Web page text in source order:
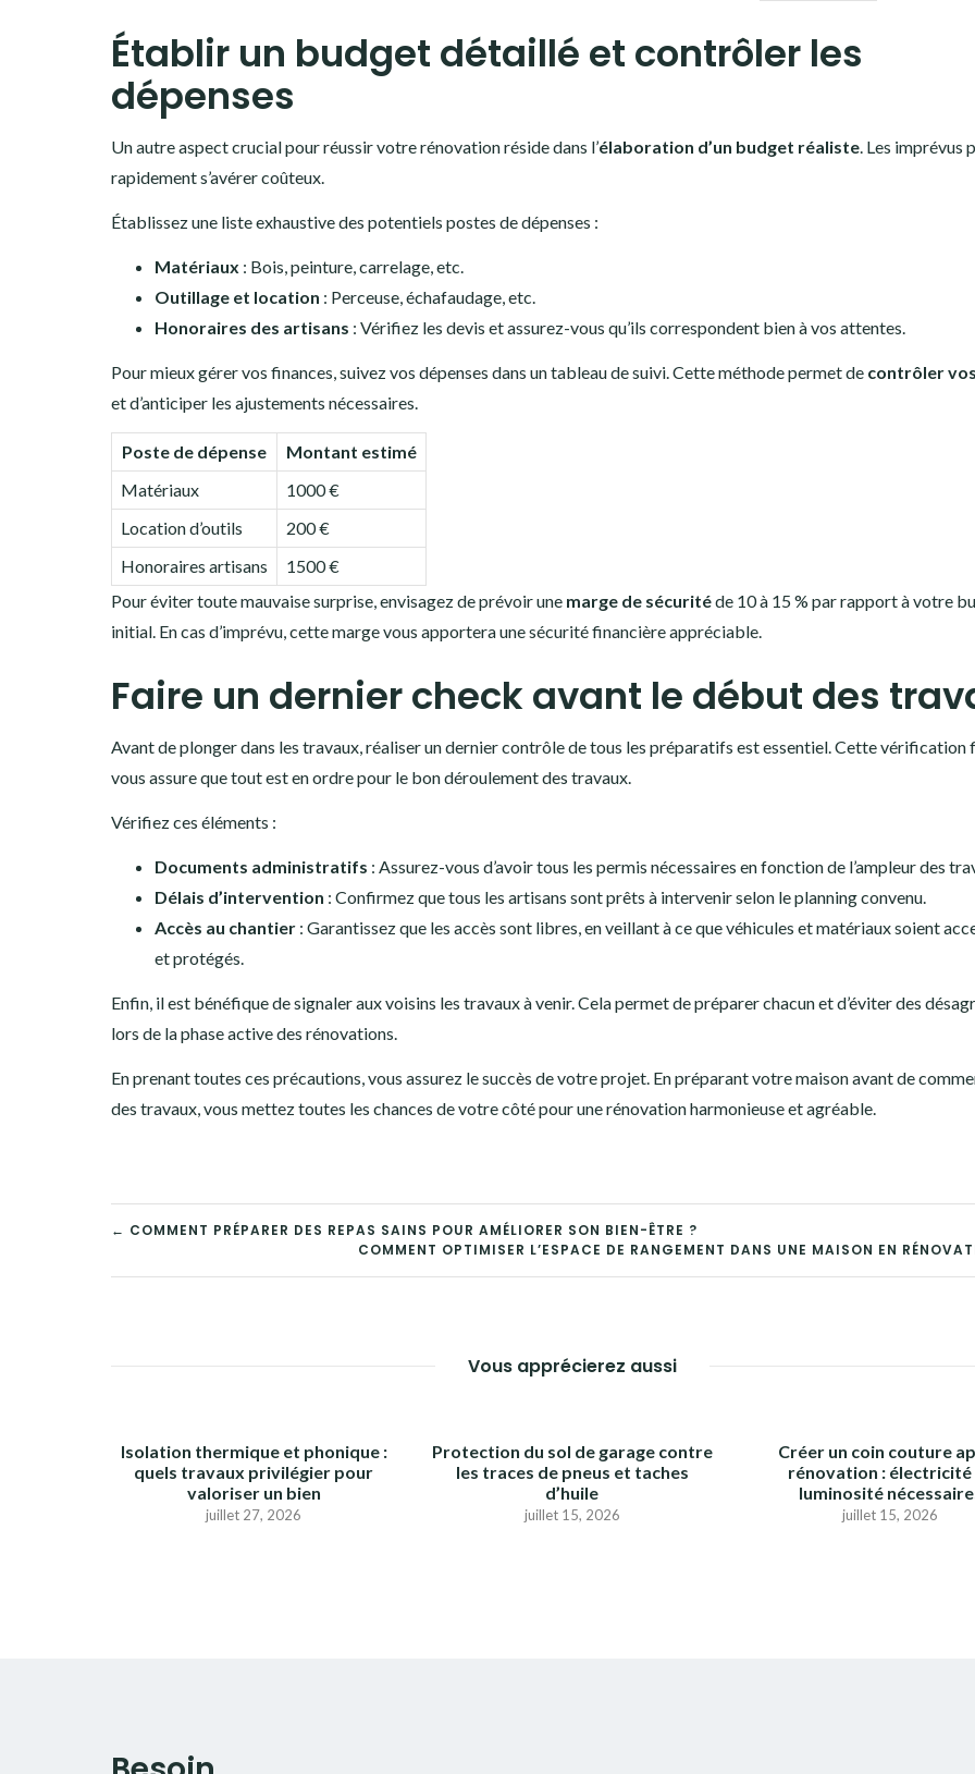
Établir un budget détaillé et contrôler les
dépenses
Un autre aspect crucial pour réussir votre rénovation réside dans l’élaboration d’un budget réaliste. Les imprévus
rapidement s’avérer coûteux.
Établissez une liste exhaustive des potentiels postes de dépenses :
Matériaux : Bois, peinture, carrelage, etc.
Outillage et location : Perceuse, échafaudage, etc.
Honoraires des artisans : Vérifiez les devis et assurez-vous qu’ils correspondent bien à vos attentes.
Pour mieux gérer vos finances, suivez vos dépenses dans un tableau de suivi. Cette méthode permet de contrôler
et d’anticiper les ajustements nécessaires.
Poste de dépense
Montant estimé
Matériaux
1000 €
Location d’outils
200 €
Honoraires artisans
1500 €
Pour éviter toute mauvaise surprise, envisagez de prévoir une marge de sécuritéde 10 à 15 % par rapport à votre
initial. En cas d’imprévu, cette marge vous apportera une sécurité financière appréciable.
Faire un dernier check avant le début des
Avant de plonger dans les travaux, réaliser un dernier contrôle de tous les préparatifs est essentiel. Cette vérification
vous assure que tout est en ordre pour le bon déroulement des travaux.
Vérifiez ces éléments :
Documents administratifs : Assurez-vous d’avoir tous les permis nécessaires en fonction de l’ampleur des
Délais d’intervention : Confirmez que tous les artisans sont prêts à intervenir selon le planning convenu.
Accès au chantier : Garantissez que les accès sont libres, en veillant à ce que véhicules et matériaux soient
et protégés.
Enfin, il est bénéfique de signaler aux voisins les travaux à venir. Cela permet de préparer chacun et d’éviter des
lors de la phase active des rénovations.
En prenant toutes ces précautions, vous assurez le succès de votre projet. En préparant votre maison avant de
des travaux, vous mettez toutes les chances de votre côté pour une rénovation harmonieuse et agréable.
NAVIGATION
DE
← COMMENT PRÉPARER DES REPAS SAINS POUR AMÉLIORER SON BIEN-ÊTRE ?
COMMENT OPTIMISER L’ESPACE DE RANGEMENT DANS UNE MAISON EN
Vous apprécierez aussi
Isolation thermique et phonique :
quels travaux privilégier pour
valoriser un bien
juillet 27, 2026
Protection du sol de garage contre
les traces de pneus et taches
d’huile
juillet 15, 2026
Créer un coin couture
rénovation : électricité
luminosité
juillet 15, 2026